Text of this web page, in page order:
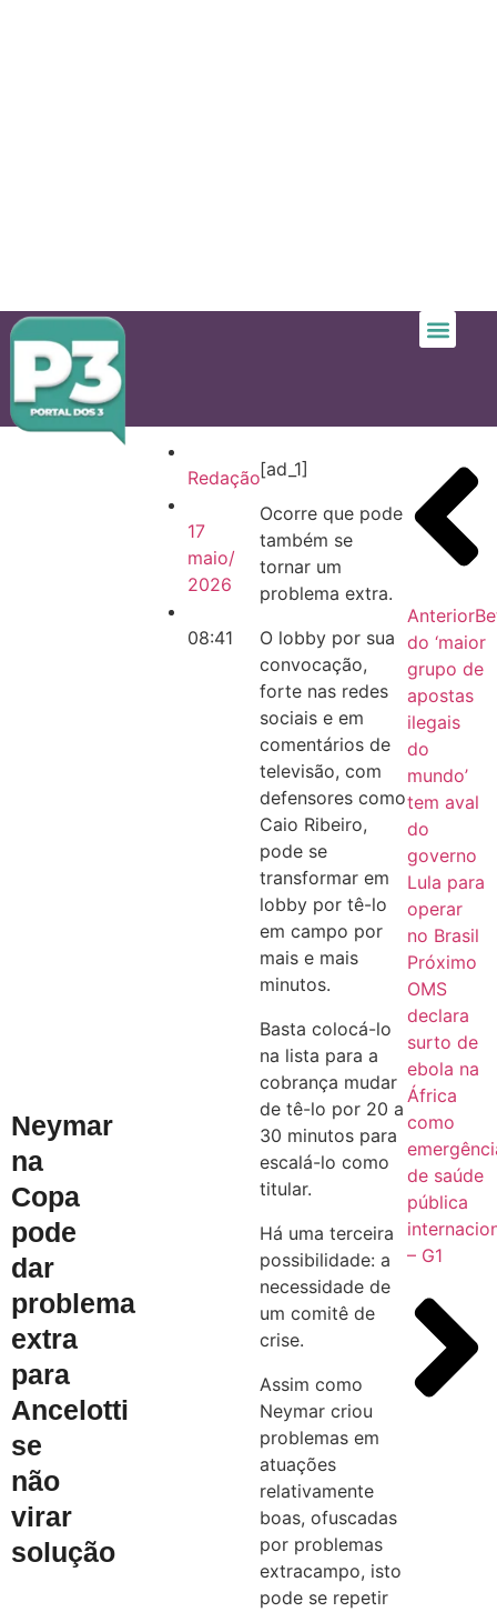
Neymar
na
Copa
pode
dar
problema
extra
para
Ancelotti
se
não
virar
solução
Redação
17
maio/
2026
08:41
[ad_1]
Ocorre que pode
também se
tornar um
problema extra.
O lobby por sua
convocação,
forte nas redes
sociais e em
comentários de
televisão, com
defensores como
Caio Ribeiro,
pode se
transformar em
lobby por tê-lo
em campo por
mais e mais
minutos.
Basta colocá-lo
na lista para a
cobrança mudar
de tê-lo por 20 a
30 minutos para
escalá-lo como
titular.
Há uma terceira
possibilidade: a
necessidade de
um comitê de
crise.
Assim como
Neymar criou
problemas em
atuações
relativamente
boas, ofuscadas
por problemas
extracampo, isto
pode se repetir
Anterior
do ‘maior
grupo de
apostas
ilegais
do
mundo’
tem aval
do
governo
Lula para
operar
no Brasil
Próximo
OMS
declara
surto de
ebola na
África
como
de saúde
pública
– G1